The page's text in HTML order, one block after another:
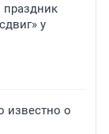
праздник
у
известно о